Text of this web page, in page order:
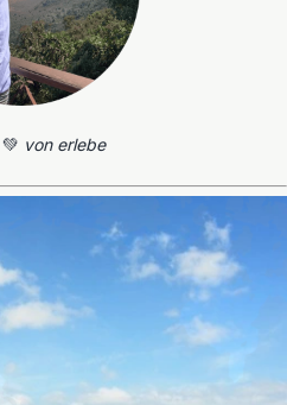
💚 von erlebe